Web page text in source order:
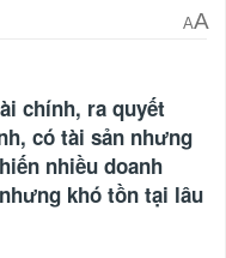
AA
chính, ra quyết
có tài sản nhưng
nhiều doanh
khó tồn tại lâu